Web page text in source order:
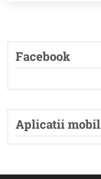
Facebook
Aplicatii mobil